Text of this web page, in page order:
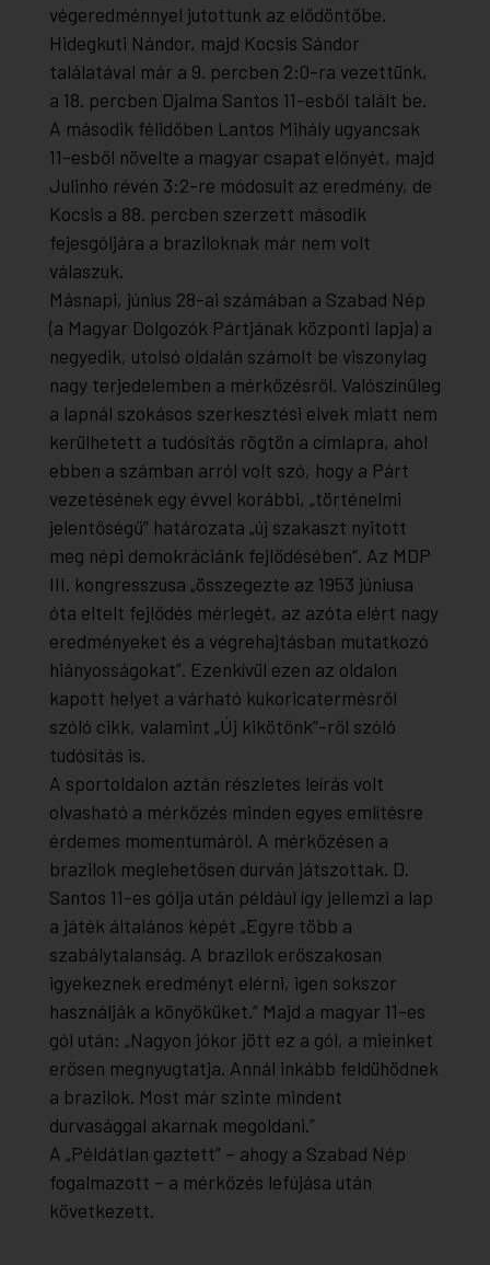
végeredménnyel jutottunk az elődöntőbe.
Hidegkuti Nándor, majd Kocsis Sándor
találatával már a 9. percben 2:0-ra vezettünk,
a 18. percben Djalma Santos 11-esből talált be.
A második félidőben Lantos Mihály ugyancsak
11-esből növelte a magyar csapat előnyét, majd
Julinho révén 3:2-re módosult az eredmény, de
Kocsis a 88. percben szerzett második
fejesgóljára a braziloknak már nem volt
válaszuk.
Másnapi, június 28-ai számában a Szabad Nép
(a Magyar Dolgozók Pártjának központi lapja) a
negyedik, utolsó oldalán számolt be viszonylag
nagy terjedelemben a mérkőzésről. Valószínűleg
a lapnál szokásos szerkesztési elvek miatt nem
kerülhetett a tudósítás rögtön a címlapra, ahol
ebben a számban arról volt szó, hogy a Párt
vezetésének egy évvel korábbi, „történelmi
jelentőségű” határozata „új szakaszt nyitott
meg népi demokráciánk fejlődésében”. Az MDP
III. kongresszusa „összegezte az 1953 júniusa
óta eltelt fejlődés mérlegét, az azóta elért nagy
eredményeket és a végrehajtásban mutatkozó
hiányosságokat”. Ezenkívül ezen az oldalon
kapott helyet a várható kukoricatermésről
szóló cikk, valamint „Új kikötőnk”-ről szóló
tudósítás is.
A sportoldalon aztán részletes leírás volt
olvasható a mérkőzés minden egyes említésre
érdemes momentumáról. A mérkőzésen a
brazilok meglehetősen durván játszottak. D.
Santos 11-es gólja után például így jellemzi a lap
a játék általános képét „Egyre több a
szabálytalanság. A brazilok erőszakosan
igyekeznek eredményt elérni, igen sokszor
használják a könyöküket.” Majd a magyar 11-es
gól után: „Nagyon jókor jött ez a gól, a mieinket
erősen megnyugtatja. Annál inkább feldühödnek
a brazilok. Most már szinte mindent
durvasággal akarnak megoldani.”
A „Példátlan gaztett” – ahogy a Szabad Nép
fogalmazott – a mérkőzés lefújása után
következett.